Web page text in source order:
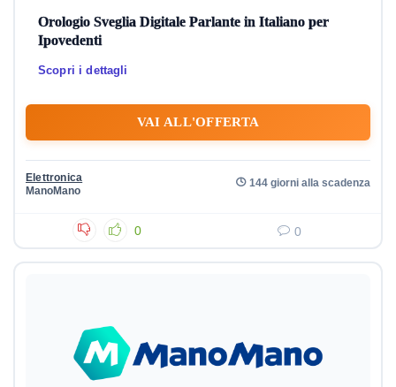
Orologio Sveglia Digitale Parlante in Italiano per
Ipovedenti
Scopri i dettagli
VAI ALL'OFFERTA
Elettronica
ManoMano
144 giorni alla scadenza
0 0